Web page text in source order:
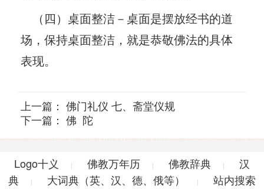
（四）桌面整洁－桌面是摆放经书的道
场，保持桌面整洁，就是恭敬佛法的具体
表现。
上一篇： 佛门礼仪 七、斋堂仪规
下一篇： 佛 陀
Logo十义 | 佛教万年历 | 佛教辞典 |
汉
典
| 大词典（英、汉、德、俄等） | 站内搜索